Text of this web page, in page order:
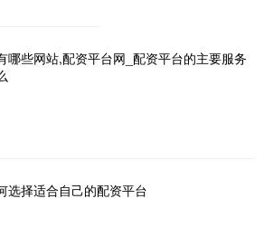
哪些网站,配资平台网_配资平台的主要服务
选择适合自己的配资平台